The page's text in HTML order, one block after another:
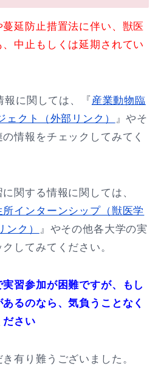
延防止措置法に伴い、獣医
中止もしくは延期されてい
報に関しては、『 産業動物臨
クト（外部リンク）
』やそ
情報をチェックしてみてく
関する情報に関しては、
インターンシップ（獣医学
ク）
』やその他各大学の実
してみてください。
習参加が困難ですが、もし
るのなら、気負うことなく
ださい
有り難うございました。